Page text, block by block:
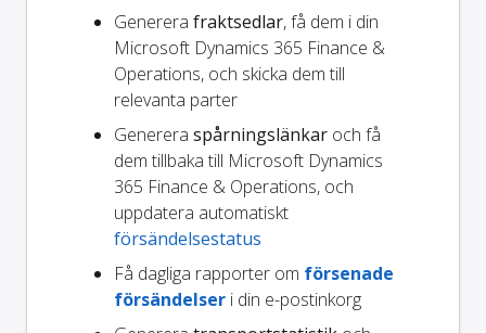
Generera fraktsedlar, få dem i din
Microsoft Dynamics 365 Finance &
Operations, och skicka dem till
relevanta parter
Generera spårningslänkar och få
dem tillbaka till Microsoft Dynamics
365 Finance & Operations, och
uppdatera automatiskt
försändelsestatus
Få dagliga rapporter om försenade
försändelser i din e-postinkorg